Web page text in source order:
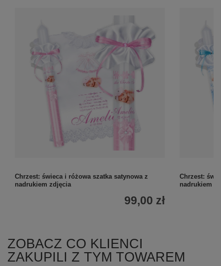
Chrzest: świeca i różowa szatka satynowa z
nadrukiem zdjęcia
99,00 zł
Chrzest:
nadrukiem
ZOBACZ CO KLIENCI
ZAKUPILI Z TYM TOWAREM